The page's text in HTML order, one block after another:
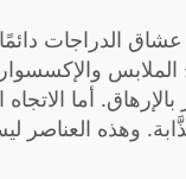
عشاق الدراجات
الملابس
أما الاتجاه
جذَّابة. وهذه